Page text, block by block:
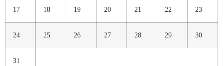
17 18 19 20 21 22 23
24 25 26 27 28 29 30
31